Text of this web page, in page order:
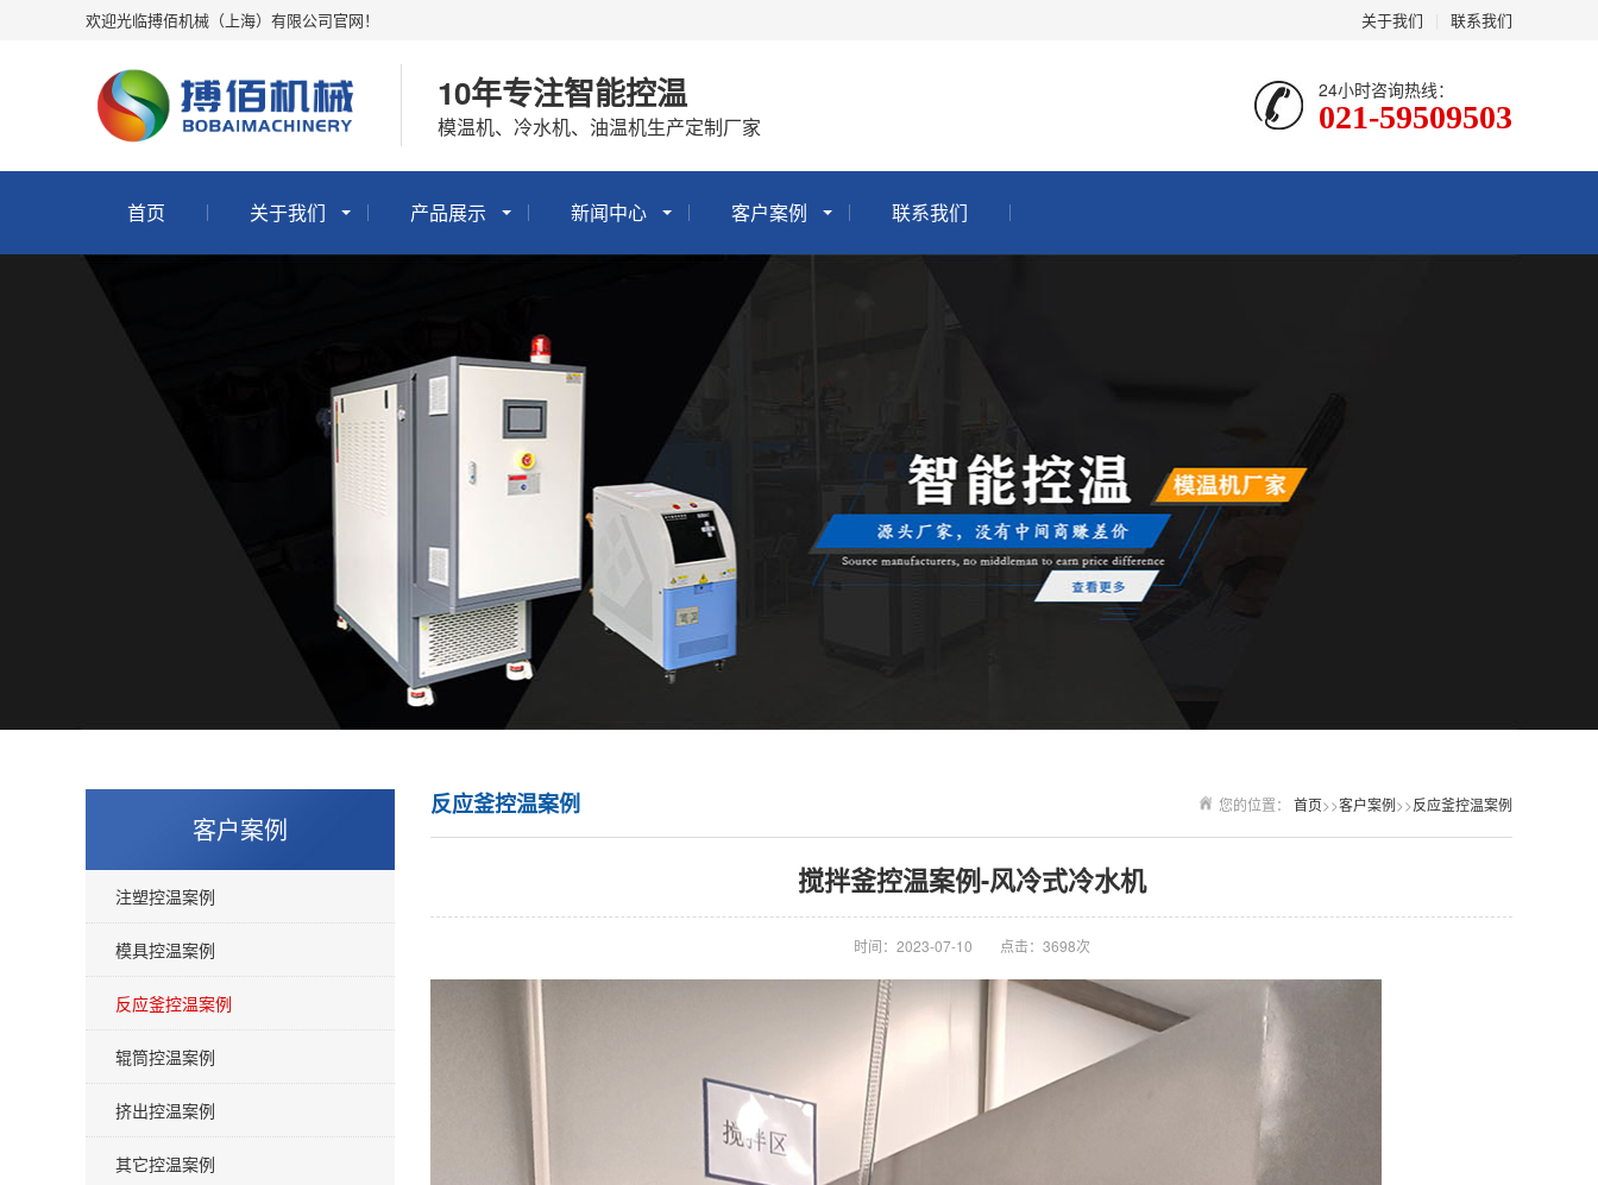
关于我们 联系我们
欢迎光临搏佰机械（上海）有限公司官网！
10年专注智能控温
模温机、冷水机、油温机生产定制厂家
24小时咨询热线：
021-59509503
首页 关于我们 产品展示 新闻中心 客户案例 联系我们
客户案例
注塑控温案例
模具控温案例
反应釜控温案例
辊筒控温案例
挤出控温案例
其它控温案例
您的位置： 首页>>客户案例>>反应釜控温案例
反应釜控温案例
搅拌釜控温案例-风冷式冷水机
时间：2023-07-10 点击：3698次